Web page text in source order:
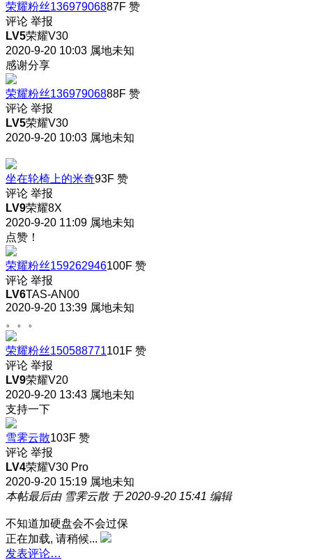
荣耀粉丝13697906887F 赞
评论 举报
LV5荣耀V30
2020-9-20 10:03 属地未知
感谢分享
荣耀粉丝13697906888F 赞
评论 举报
LV5荣耀V30
2020-9-20 10:03 属地未知
坐在轮椅上的米奇93F 赞
评论 举报
LV9荣耀8X
2020-9-20 11:09 属地未知
点赞！
荣耀粉丝159262946100F 赞
评论 举报
LV6TAS-AN00
2020-9-20 13:39 属地未知
。。。
荣耀粉丝150588771101F 赞
评论 举报
LV9荣耀V20
2020-9-20 13:43 属地未知
支持一下
雪霁云散103F 赞
评论 举报
LV4荣耀V30 Pro
2020-9-20 15:19 属地未知
本帖最后由 雪霁云散 于 2020-9-20 15:41 编辑
不知道加硬盘会不会过保
正在加载, 请稍候...
发表评论…